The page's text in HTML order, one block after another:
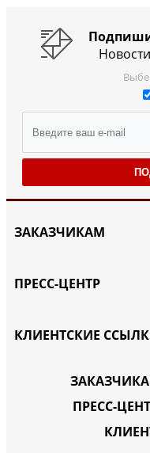
ЗАКАЗЧИКАМ
ПРЕСС-ЦЕНТР
КЛИЕНТСКИЕ
ПРЕСС-